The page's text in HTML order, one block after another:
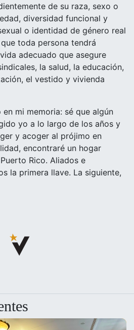
de su raza, sexo o
diversidad funcional y
o identidad de género real
toda persona tendrá
adecuado que asegure
la salud, la educación,
el vestido y vivienda
mi memoria: sé que algún
yo a lo largo de los años y
y acoger al prójimo en
encontraré un hogar
Rico. Aliados e
la primera llave. La siguiente,